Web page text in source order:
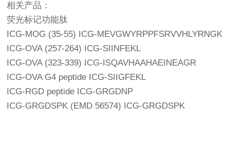
相关产品：
荧光标记功能肽
ICG-MOG (35-55) ICG-MEVGWYRPPFSRVVHLYRNGK
ICG-OVA (257-264) ICG-SIINFEKL
ICG-OVA (323-339) ICG-ISQAVHAAHAEINEAGR
ICG-OVA G4 peptide ICG-SIIGFEKL
ICG-RGD peptide ICG-GRGDNP
ICG-GRGDSPK (EMD 56574) ICG-GRGDSPK